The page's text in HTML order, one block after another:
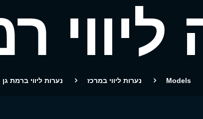
Models נערות ליווי במרכז נערות ליווי ברמת גן